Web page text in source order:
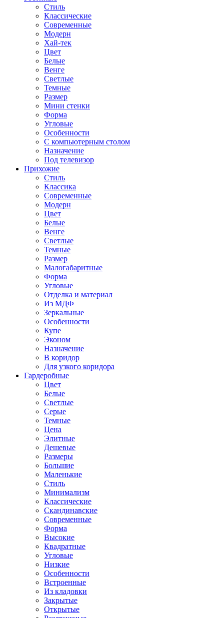
Стиль
Классические
Современные
Модерн
Хай-тек
Цвет
Белые
Венге
Светлые
Темные
Размер
Мини стенки
Форма
Угловые
Особенности
С компьютерным столом
Назначение
Под телевизор
Прихожие
Стиль
Классика
Современные
Модерн
Цвет
Белые
Венге
Светлые
Темные
Размер
Малогабаритные
Форма
Угловые
Отделка и материал
Из МДФ
Зеркальные
Особенности
Купе
Эконом
Назначение
В коридор
Для узкого коридора
Гардеробные
Цвет
Белые
Светлые
Серые
Темные
Цена
Элитные
Дешевые
Размеры
Большие
Маленькие
Стиль
Минимализм
Классические
Скандинавские
Современные
Форма
Высокие
Квадратные
Угловые
Низкие
Особенности
Встроенные
Из кладовки
Закрытые
Открытые